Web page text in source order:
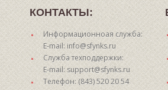
КОНТАКТЫ:
Информационноая служба:
E-mail: info@sfynks.ru
Служба техподдержки:
E-mail: support@sfynks.ru
Телефон: (843) 520 20 54